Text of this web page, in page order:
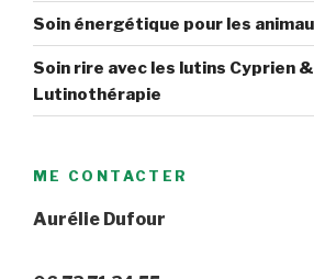
Soin énergétique pour les
Soin rire avec les lutins Cyprien &
Lutinothérapie
ME CONTACTER
Aurélie Dufour